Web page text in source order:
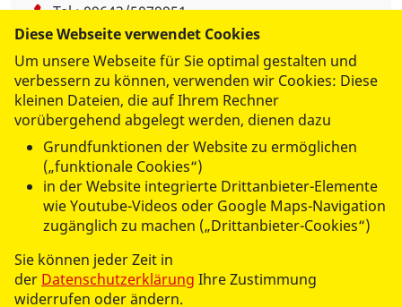
Tel.:09643/5079951
Fax: 09643/5079959
menuedienst@asb-jura.de
ASB-Regionalverband Jura e.V.
Unterer Markt 6
91275 Auerbach
Übersicht Allergene
( PDF / 141,96 KB )
Diese Webseite verwendet Cookies
Um unsere Webseite für Sie optimal gestalten und
verbessern zu können, verwenden wir Cookies: Diese
kleinen Dateien, die auf Ihrem Rechner
vorübergehend abgelegt werden, dienen dazu
Grundfunktionen der Website zu ermöglichen
(„funktionale Cookies“)
in der Website integrierte Drittanbieter-Elemente
wie Youtube-Videos oder Google Maps-Navigation
zugänglich zu machen („Drittanbieter-Cookies“)
Sie können jeder Zeit in
der Datenschutzerklärung Ihre Zustimmung
widerrufen oder ändern.